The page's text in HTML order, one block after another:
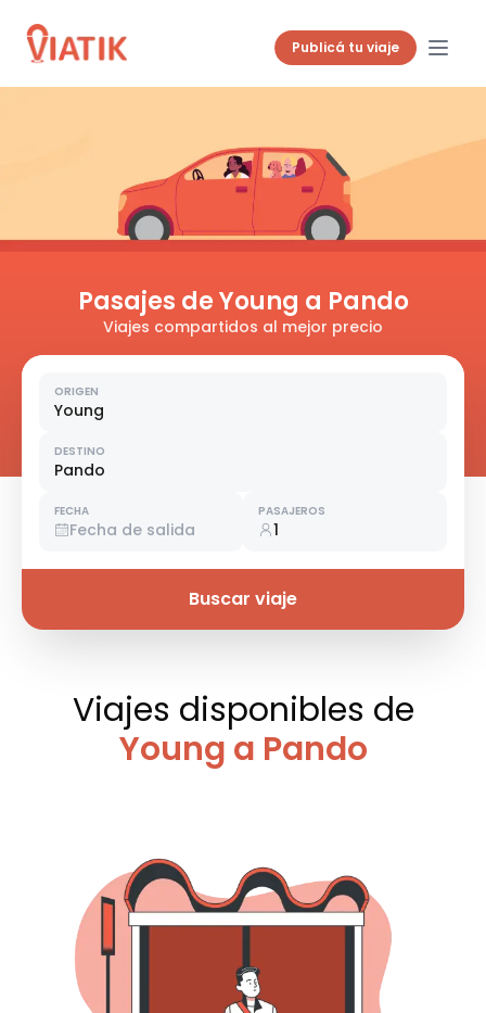
Publicá tu viaje
Pasajes de Young a Pando
Viajes compartidos al mejor precio
ORIGEN
Young
DESTINO
Pando
FECHA
Fecha de salida
PASAJEROS
1
Buscar viaje
Viajes disponibles de
Young a Pando